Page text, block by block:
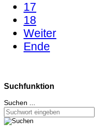
17
18
Weiter
Ende
Suchfunktion
Suchen ...